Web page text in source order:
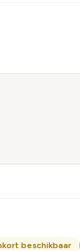
beschikbaar